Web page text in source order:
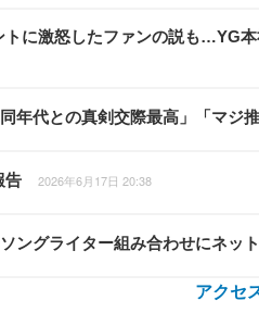
に激怒したファンの説も…YG
年代との真剣交際最高」「マジ推
告 2026年6月17日 20:38
ングライター組み合わせにネッ
アクセ